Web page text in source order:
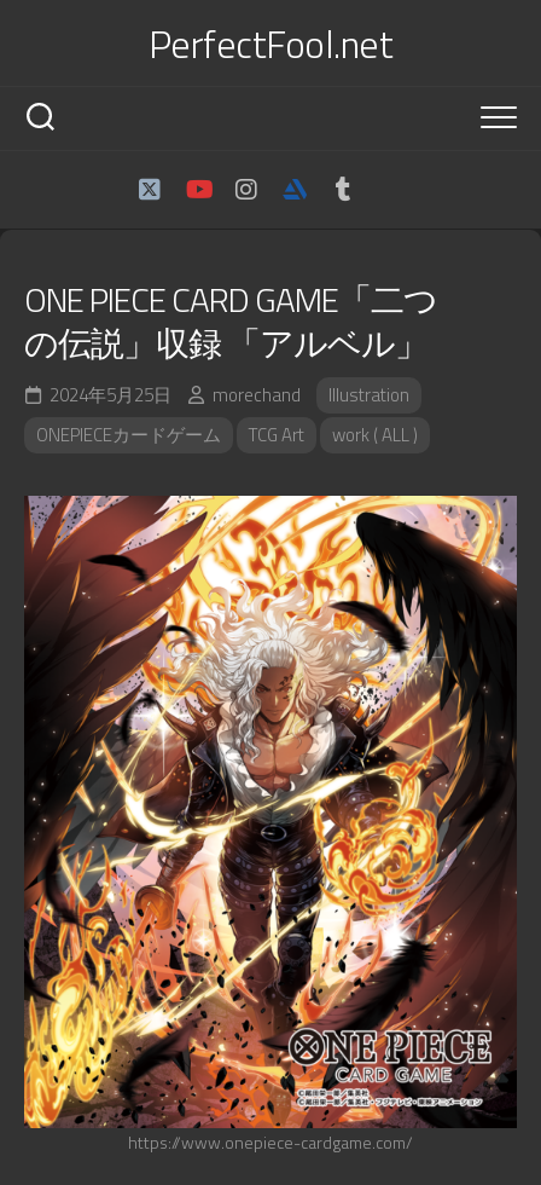
PerfectFool.net
ONE PIECE CARD GAME「二つ
の伝説」収録 「アルベル」
2024年5月25日 morechand
Illustration
ONEPIECEカードゲーム
TCG Art work ( ALL )
https://www.onepiece-cardgame.com/